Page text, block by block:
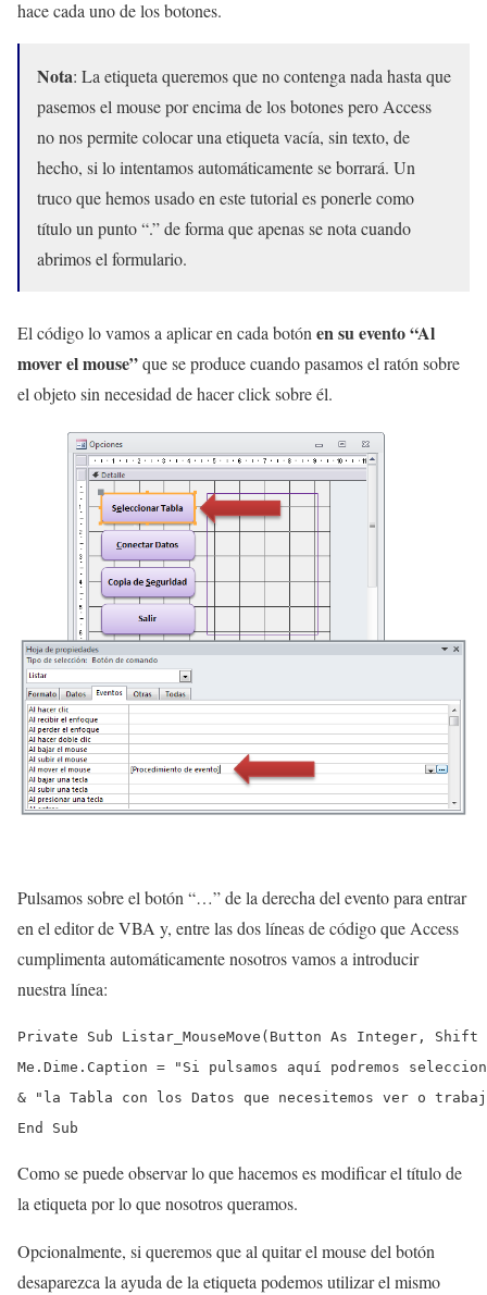
hace cada uno de los botones.
Nota: La etiqueta queremos que no contenga nada hasta que
pasemos el mouse por encima de los botones pero Access
no nos permite colocar una etiqueta vacía, sin texto, de
hecho, si lo intentamos automáticamente se borrará. Un
truco que hemos usado en este tutorial es ponerle como
título un punto “.” de forma que apenas se nota cuando
abrimos el formulario.
El código lo vamos a aplicar en cada botón en su evento “Al
mover el mouse”que se produce cuando pasamos el ratón sobre
el objeto sin necesidad de hacer click sobre él.
Pulsamos sobre el botón “…” de la derecha del evento para entrar
en el editor de VBA y, entre las dos líneas de código que Access
cumplimenta automáticamente nosotros vamos a introducir
nuestra línea:
Private Sub Listar_MouseMove(Button As Integer,
Me.Dime.Caption = "Si pulsamos aquí podremos
& "la Tabla con los Datos que necesitemos ver o
End Sub
Como se puede observar lo que hacemos es modificar el título de
la etiqueta por lo que nosotros queramos.
Opcionalmente, si queremos que al quitar el mouse del botón
desaparezca la ayuda de la etiqueta podemos utilizar el mismo